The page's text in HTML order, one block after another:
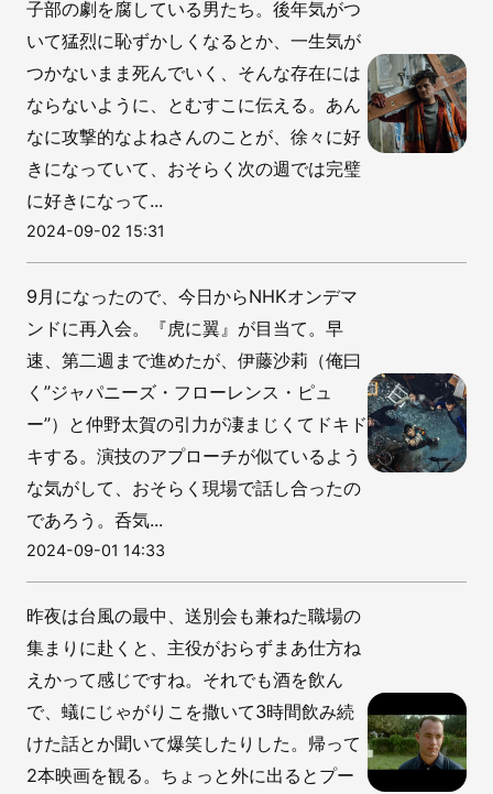
子部の劇を腐している男たち。後年気がつ
いて猛烈に恥ずかしくなるとか、一生気が
つかないまま死んでいく、そんな存在には
ならないように、とむすこに伝える。あん
なに攻撃的なよねさんのことが、徐々に好
きになっていて、おそらく次の週では完璧
に好きになって...
2024-09-02 15:31
9月になったので、今日からNHKオンデマ
ンドに再入会。『虎に翼』が目当て。早
速、第二週まで進めたが、伊藤沙莉（俺曰
く”ジャパニーズ・フローレンス・ピュ
ー”）と仲野太賀の引力が凄まじくてドキド
キする。演技のアプローチが似ているよう
な気がして、おそらく現場で話し合ったの
であろう。呑気...
2024-09-01 14:33
昨夜は台風の最中、送別会も兼ねた職場の
集まりに赴くと、主役がおらずまあ仕方ね
えかって感じですね。それでも酒を飲ん
で、蟻にじゃがりこを撒いて3時間飲み続
けた話とか聞いて爆笑したりした。帰って
2本映画を観る。ちょっと外に出るとプー